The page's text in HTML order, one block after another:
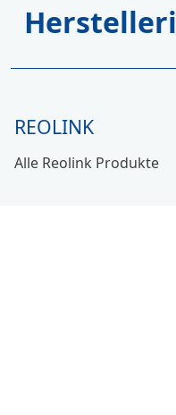
REOLINK
Alle Reolink Produkte